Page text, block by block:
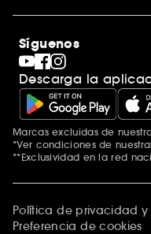
Descubrir Sephora
Código promocional
Rebajas
San Valentín
Día del Padre
Premio Sephora
Día de la Madre
Calendario Adviento
Singles' Day
Black Friday
Cyber Monday
Síguenos
Descarga la
Marcas excluidas de
*Ver condiciones de
**Exclusividad en la red
Política de privacidad y
Preferencia de cookies